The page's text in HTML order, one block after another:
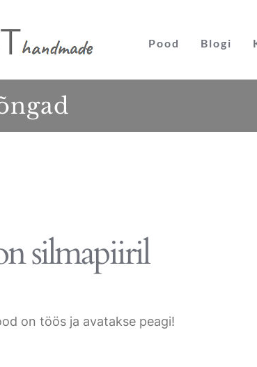
Pood Blogi
silmapiiril
on töös ja avatakse peagi!